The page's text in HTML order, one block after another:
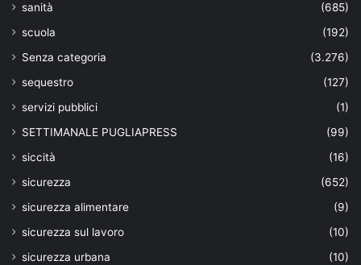
sanità
(685)
scuola
(192)
Senza categoria
(3.276)
sequestro
(127)
servizi pubblici
(1)
SETTIMANALE PUGLIAPRESS
(99)
siccità
(16)
sicurezza
(652)
sicurezza alimentare
(9)
sicurezza sul lavoro
(10)
sicurezza urbana
(10)